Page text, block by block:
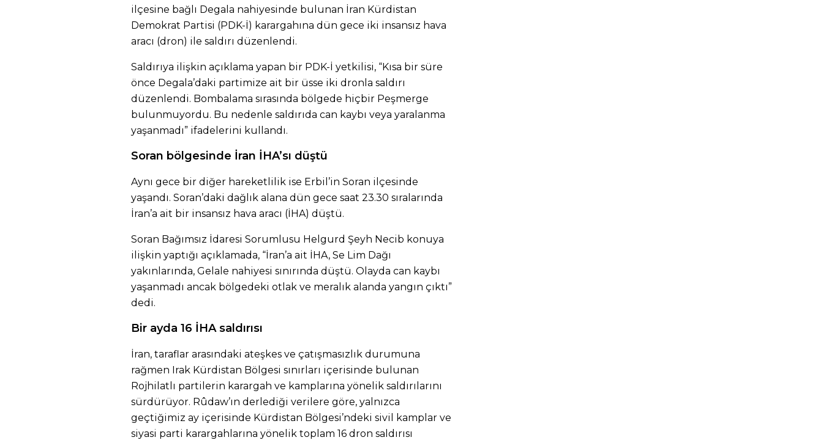
ilçesine bağlı Degala nahiyesinde bulunan İran Kürdistan
Demokrat Partisi (PDK-İ) karargahına dün gece iki insansız hava
aracı (dron) ile saldırı düzenlendi.
Saldırıya ilişkin açıklama yapan bir PDK-İ yetkilisi, “Kısa bir süre
önce Degala’daki partimize ait bir üsse iki dronla saldırı
düzenlendi. Bombalama sırasında bölgede hiçbir Peşmerge
bulunmuyordu. Bu nedenle saldırıda can kaybı veya yaralanma
yaşanmadı” ifadelerini kullandı.
Soran bölgesinde İran İHA’sı düştü
Aynı gece bir diğer hareketlilik ise Erbil’in Soran ilçesinde
yaşandı. Soran’daki dağlık alana dün gece saat 23.30 sıralarında
İran’a ait bir insansız hava aracı (İHA) düştü.
Soran Bağımsız İdaresi Sorumlusu Helgurd Şeyh Necib konuya
ilişkin yaptığı açıklamada, “İran’a ait İHA, Se Lim Dağı
yakınlarında, Gelale nahiyesi sınırında düştü. Olayda can kaybı
yaşanmadı ancak bölgedeki otlak ve meralık alanda yangın çıktı”
dedi.
Bir ayda 16 İHA saldırısı
İran, taraflar arasındaki ateşkes ve çatışmasızlık durumuna
rağmen Irak Kürdistan Bölgesi sınırları içerisinde bulunan
Rojhilatlı partilerin karargah ve kamplarına yönelik saldırılarını
sürdürüyor. Rûdaw’ın derlediği verilere göre, yalnızca
geçtiğimiz ay içerisinde Kürdistan Bölgesi’ndeki sivil kamplar ve
siyasi parti karargahlarına yönelik toplam 16 dron saldırısı